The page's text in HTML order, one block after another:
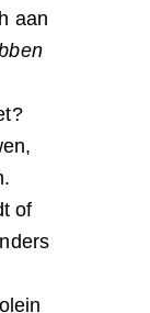
aan
of